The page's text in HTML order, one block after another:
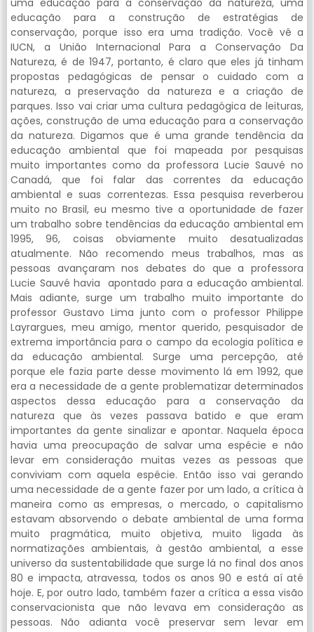
educação para a construção de estratégias de
conservação, porque isso era uma tradição. Você vê a
IUCN, a União Internacional Para a Conservação Da
Natureza, é de 1947, portanto, é claro que eles já tinham
propostas pedagógicas de pensar o cuidado com a
natureza, a preservação da natureza e a criação de
parques. Isso vai criar uma cultura pedagógica de leituras,
ações, construção de uma educação para a conservação
da natureza. Digamos que é uma grande tendência da
educação ambiental que foi mapeada por pesquisas
muito importantes como da professora Lucie Sauvé no
Canadá, que foi falar das correntes da educação
ambiental e suas correntezas. Essa pesquisa reverberou
muito no Brasil, eu mesmo tive a oportunidade de fazer
um trabalho sobre tendências da educação ambiental em
1995, 96, coisas obviamente muito desatualizadas
atualmente. Não recomendo meus trabalhos, mas as
pessoas avançaram nos debates do que a professora
Lucie Sauvé havia apontado para a educação ambiental.
Mais adiante, surge um trabalho muito importante do
professor Gustavo Lima junto com o professor Philippe
Layrargues, meu amigo, mentor querido, pesquisador de
extrema importância para o campo da ecologia política e
da educação ambiental. Surge uma percepção, até
porque ele fazia parte desse movimento lá em 1992, que
era a necessidade de a gente problematizar determinados
aspectos dessa educação para a conservação da
natureza que às vezes passava batido e que eram
importantes da gente sinalizar e apontar. Naquela época
havia uma preocupação de salvar uma espécie e não
levar em consideração muitas vezes as pessoas que
conviviam com aquela espécie. Então isso vai gerando
uma necessidade de a gente fazer por um lado, a crítica à
maneira como as empresas, o mercado, o capitalismo
estavam absorvendo o debate ambiental de uma forma
muito pragmática, muito objetiva, muito ligada às
normatizações ambientais, à gestão ambiental, a esse
universo da sustentabilidade que surge lá no final dos anos
80 e impacta, atravessa, todos os anos 90 e está aí até
hoje. E, por outro lado, também fazer a crítica a essa visão
conservacionista que não levava em consideração as
pessoas. Não adianta você preservar sem levar em